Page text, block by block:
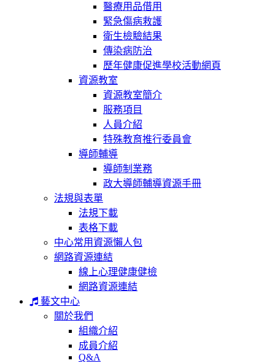
醫療用品借用
緊急傷病救護
衛生檢驗結果
傳染病防治
歷年健康促進學校活動網頁
資源教室
資源教室簡介
服務項目
人員介紹
特殊教育推行委員會
導師輔導
導師制業務
政大導師輔導資源手冊
法規與表單
法規下載
表格下載
中心常用資源懶人包
網路資源連結
線上心理健康健檢
網路資源連結
藝文中心
關於我們
組織介紹
成員介紹
Q&A